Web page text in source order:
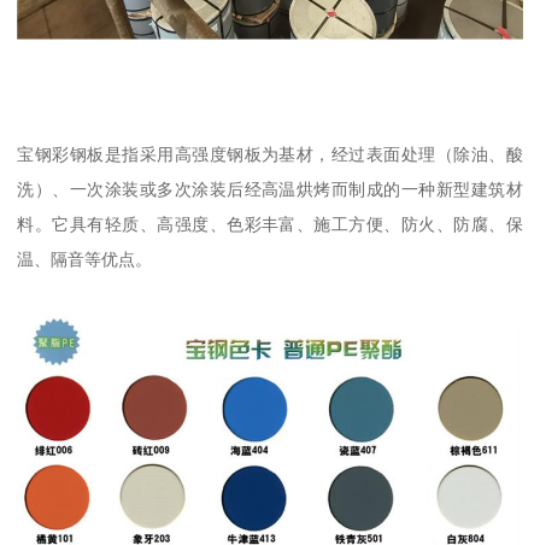
宝钢彩钢板是指采用高强度钢板为基材，经过表面处理（除油、酸
洗）、一次涂装或多次涂装后经高温烘烤而制成的一种新型建筑材
料。它具有轻质、高强度、色彩丰富、施工方便、防火、防腐、保
温、隔音等优点。